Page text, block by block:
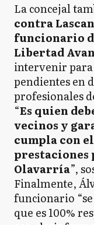
La concejal
contra
funcionario
Libertad
intervenir para
pendientes en
profesionales
“Es quien
vecinos y
cumpla con
prestaciones
Olavarría”,
Finalmente,
funcionario
que es 100%